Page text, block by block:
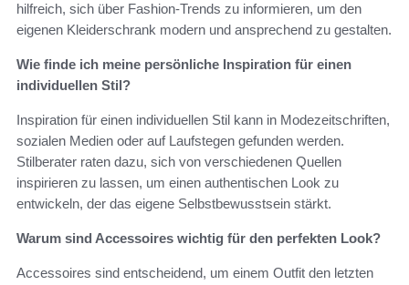
hilfreich, sich über Fashion-Trends zu informieren, um den
eigenen Kleiderschrank modern und ansprechend zu gestalten.
Wie finde ich meine persönliche Inspiration für einen
individuellen Stil?
Inspiration für einen individuellen Stil kann in Modezeitschriften,
sozialen Medien oder auf Laufstegen gefunden werden.
Stilberater raten dazu, sich von verschiedenen Quellen
inspirieren zu lassen, um einen authentischen Look zu
entwickeln, der das eigene Selbstbewusstsein stärkt.
Warum sind Accessoires wichtig für den perfekten Look?
Accessoires sind entscheidend, um einem Outfit den letzten